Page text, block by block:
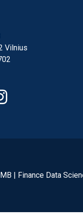
Vilnius
| Finance Data